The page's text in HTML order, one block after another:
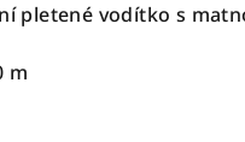
pletené vodítko s
m